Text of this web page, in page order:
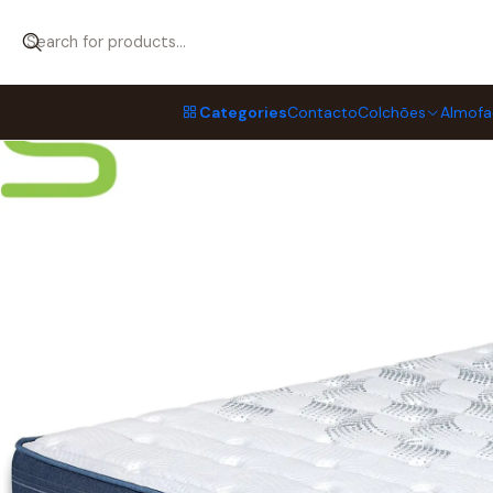
CategoriesContactoColchões
Campanha MOLAFLEX